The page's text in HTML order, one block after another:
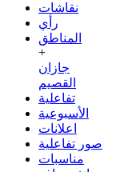
نقاشات
رأي
المناطق
+
جازان
القصيم
تفاعلية
الأسبوعية
اعلانات
صور تفاعلية
مناسبات